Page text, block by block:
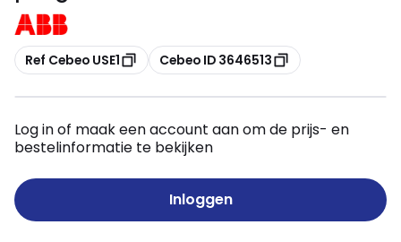
Kopiëren
Ref Cebeo USE1 Kopiëren
Cebeo ID 3646513
Log in of maak een account aan om de prijs- en
bestelinformatie te bekijken
Inloggen